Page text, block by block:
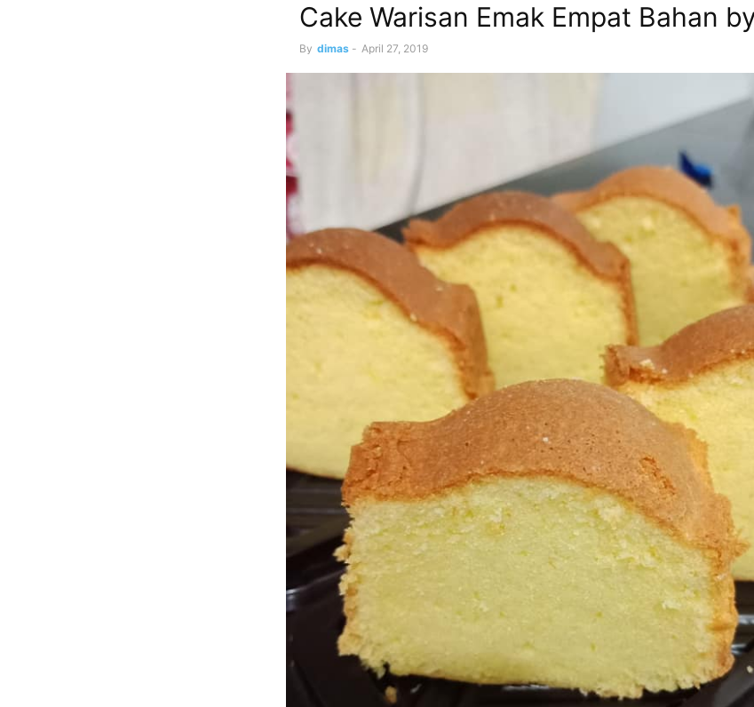
Cake Warisan Emak Empat Bahan
By dimas - April 27, 2019